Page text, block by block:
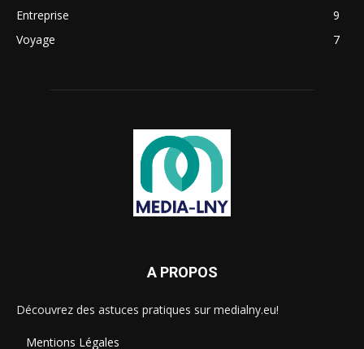
Entreprise
9
Voyage
7
A PROPOS
Découvrez des astuces pratiques sur medialny.eu!
Mentions Légales